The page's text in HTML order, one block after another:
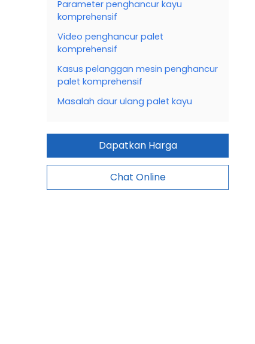
Parameter penghancur kayu
komprehensif
Video penghancur palet
komprehensif
Kasus pelanggan mesin penghancur
palet komprehensif
Masalah daur ulang palet kayu
Dapatkan Harga
Chat Online